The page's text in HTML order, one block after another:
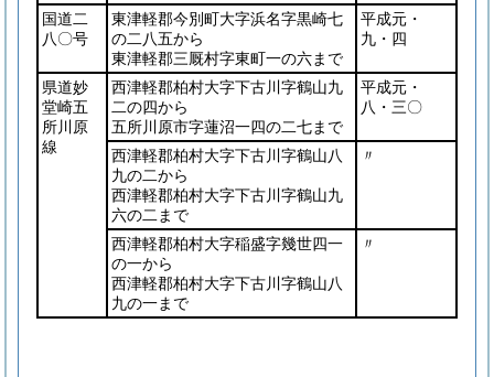
国道二
八〇号
東津軽郡今別町大字浜名字黒崎七
の二八五から
東津軽郡三厩村字東町一の六まで
平成元・
九・四
県道妙
堂崎五
所川原
線
西津軽郡柏村大字下古川字鶴山九
二の四から
五所川原市字蓮沼一四の二七まで
平成元・
八・三〇
西津軽郡柏村大字下古川字鶴山八
九の二から
西津軽郡柏村大字下古川字鶴山九
六の二まで
〃
西津軽郡柏村大字稲盛字幾世四一
の一から
西津軽郡柏村大字下古川字鶴山八
九の一まで
〃